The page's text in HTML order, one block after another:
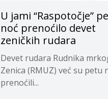
U jami “Raspotočje”
noć prenoćilo devet
zeničkih rudara
Devet rudara Rudnika
Zenica (RMUZ) već su petu
prenoćili...